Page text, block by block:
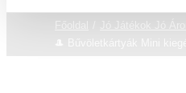
Főoldal Jó Játékok Jó
🎩 Bűvöletkártyák Mini